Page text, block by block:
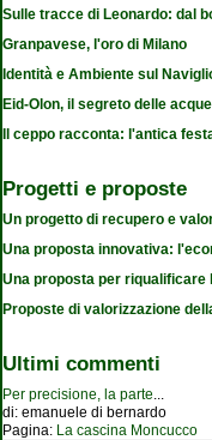
Sulle tracce di Leonardo: dal
Granpavese, l'oro di Milano
Identità e Ambiente sul
Eid-Olon, il segreto delle
Il ceppo racconta: l'antica
Progetti e proposte
Un progetto di recupero e
Una proposta innovativa:
Una proposta per riqualificare
Proposte di valorizzazione
Ultimi commenti
Per precisione, la parte...
di: emanuele di bernardo
Pagina: La cascina Moncucco